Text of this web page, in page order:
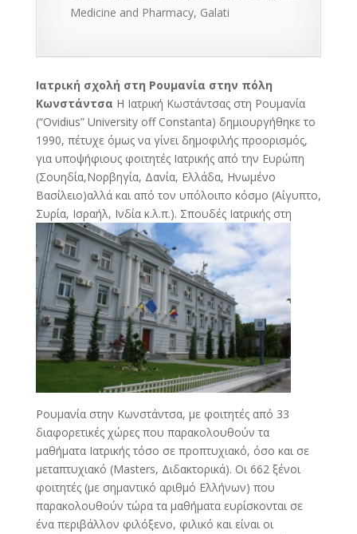
Medicine and Pharmacy, Galati
Ιατρική σχολή στη Ρουμανία στην πόλη
Κωνστάντσα Η Ιατρική Κωστάντσας στη Ρουμανία
(“Ovidius” University off Constanta) δημιουργήθηκε το
1990, πέτυχε όμως να γίνει δημοφιλής προορισμός,
για υποψήφιους φοιτητές Ιατρικής από την Ευρώπη
(Σουηδία,Νορβηγία, Δανία, Ελλάδα, Ηνωμένο
Βασίλειο)αλλά και από τον υπόλοιπο κόσμο (Αίγυπτο,
Συρία, Ισραήλ, Ινδία κ.λ.π.). Σπουδές Ιατρικής στη
Ρουμανία στην Κωνστάντσα, με φοιτητές από 33
διαφορετικές χώρες που παρακολουθούν τα
μαθήματα Ιατρικής τόσο σε προπτυχιακό, όσο και σε
μεταπτυχιακό (Masters, Διδακτορικά). Οι 662 ξένοι
φοιτητές (με σημαντικό αριθμό Ελλήνων) που
παρακολουθούν τώρα τα μαθήματα ευρίσκονται σε
ένα περιβάλλον φιλόξενο, φιλικό και είναι οι